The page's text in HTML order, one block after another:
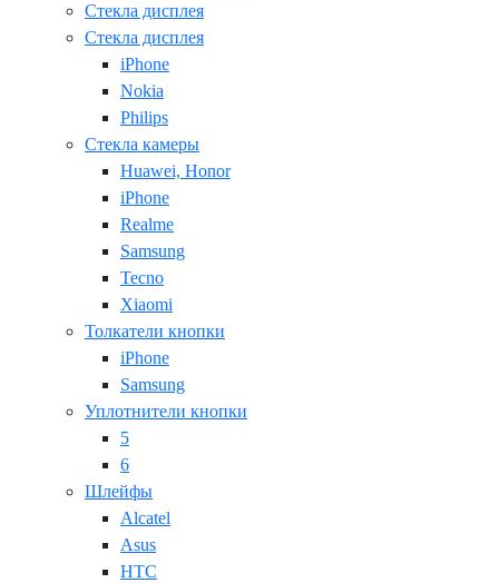
Стекла дисплея
Стекла дисплея
iPhone
Nokia
Philips
Стекла камеры
Huawei, Honor
iPhone
Realme
Samsung
Tecno
Xiaomi
Толкатели кнопки
iPhone
Samsung
Уплотнители кнопки
5
6
Шлейфы
Alcatel
Asus
HTC